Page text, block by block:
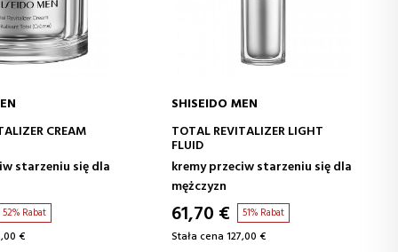
DO KOSZYKA
CREAM
starzeniu się dla
52% Rabat
€
DODAJ DO KOSZYKA
SHISEIDO MEN
TOTAL REVITALIZER LIGHT
FLUID
kremy przeciw starzeniu się dla
mężczyzn
61,70 € 51% Rabat
Stała cena 127,00 €